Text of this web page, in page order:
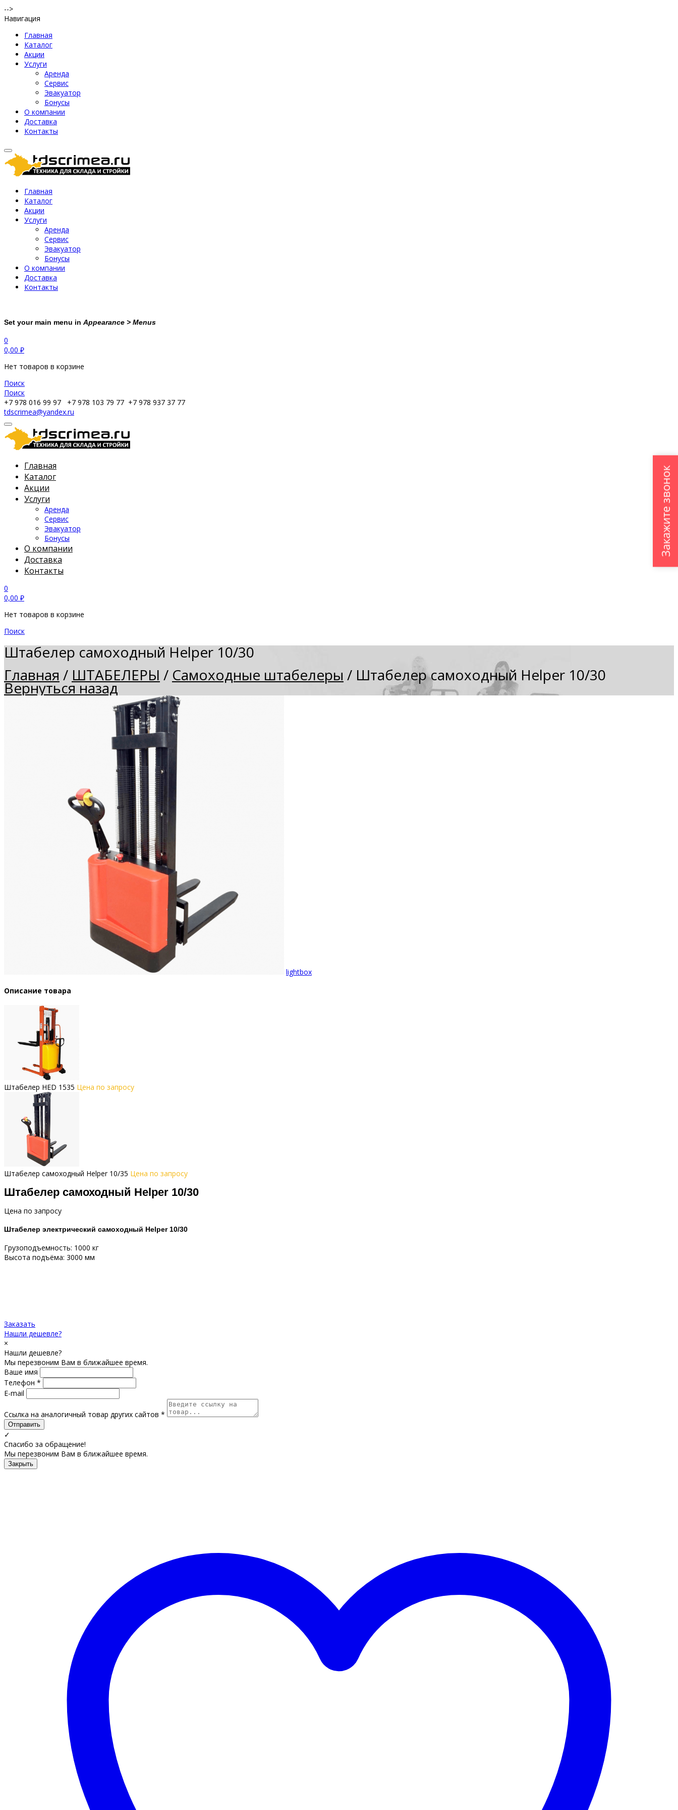
-->
Навигация
Главная
Каталог
Акции
Услуги
Аренда
Сервис
Эвакуатор
Бонусы
О компании
Доставка
Контакты
Главная
Каталог
Акции
Услуги
Аренда
Сервис
Эвакуатор
Бонусы
О компании
Доставка
Контакты
Set your main menu in Appearance > Menus
0
0,00 ₽
Нет товаров в корзине
Поиск
Поиск
+7 978 016 99 97
+7 978 103 79 77 +7 978 937 37 77
tdscrimea@yandex.ru
Главная
Каталог
Акции
Услуги
Аренда
Сервис
Эвакуатор
Бонусы
О компании
Доставка
Контакты
0
0,00 ₽
Нет товаров в корзине
Поиск
Штабелер самоходный Helper 10/30
Главная / ШТАБЕЛЕРЫ / Самоходные штабелеры / Штабелер самоходный Helper 10/30
Вернуться назад
lightbox
Описание товара
Штабелер HED 1535 Цена по запросу
Штабелер самоходный Helper 10/35 Цена по запросу
Штабелер самоходный Helper 10/30
Цена по запросу
Штабелер электрический самоходный Helper 10/30
Грузоподъемность: 1000 кг
Высота подъёма: 3000 мм
Заказать
Нашли дешевле?
×
Нашли дешевле?
Мы перезвоним Вам в ближайшее время.
Ваше имя
Телефон *
E-mail
Ссылка на аналогичный товар других сайтов *
Отправить
✓
Спасибо за обращение!
Мы перезвоним Вам в ближайшее время.
Закрыть
Закажите звонок